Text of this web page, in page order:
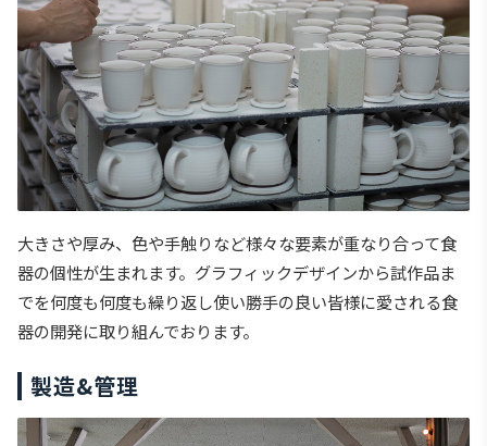
大きさや厚み、色や手触りなど様々な要素が重なり合って食
器の個性が生まれます。グラフィックデザインから試作品ま
でを何度も何度も繰り返し使い勝手の良い皆様に愛される食
器の開発に取り組んでおります。
製造&管理